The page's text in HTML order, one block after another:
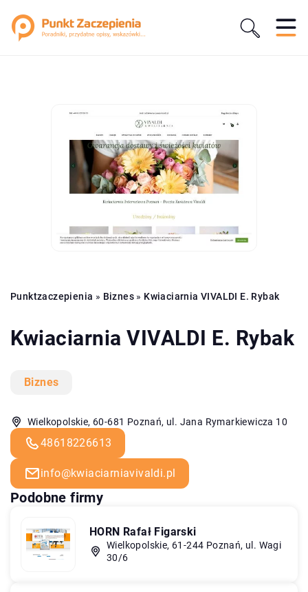
Punktzaczepienia » Biznes » Kwiaciarnia VIVALDI E. Rybak
Kwiaciarnia VIVALDI E. Rybak
Biznes
Wielkopolskie, 60-681 Poznań, ul. Jana Rymarkiewicza 10
48618226613
info@kwiaciarniavivaldi.pl
Podobne firmy
HORN Rafał Figarski
Wielkopolskie, 61-244 Poznań, ul. Wagi
30/6